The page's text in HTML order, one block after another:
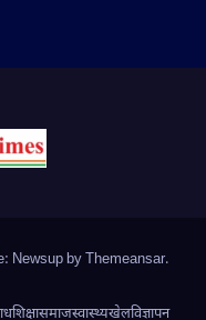
Newsup byThemeansar.
शिक्षासमाजस्वास्थ्यखेलविज्ञापन